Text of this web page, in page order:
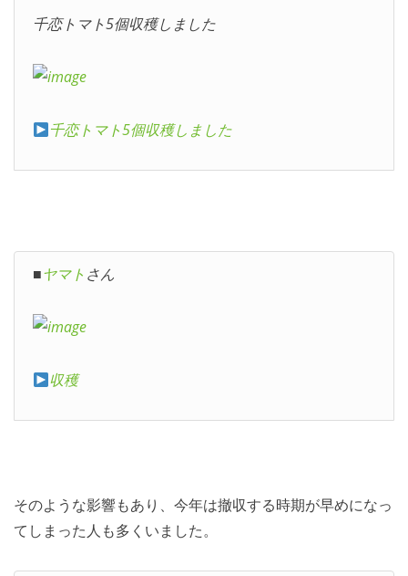
千恋トマト5個収穫しました
千恋トマト5個収穫しました
■ヤマト さん
収穫
そのような影響もあり、今年は撤収する時期が早めになっ
てしまった人も多くいました。